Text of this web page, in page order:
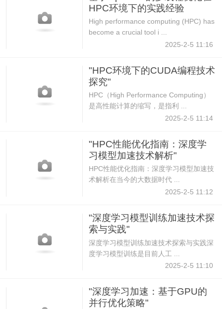
HPC环境下的实践经验
High performance computing (HPC) has
become a crucial tool i ...
2025-2-5 11:16
"HPC环境下的CUDA编程技术
探究"
HPC（High Performance Computing）
是高性能计算的缩写，是指利 ...
2025-2-5 11:14
"HPC性能优化指南：深度学
习模型加速技术解析"
HPC性能优化指南：深度学习模型加速技
术解析在当今的大数据时代 ...
2025-2-5 11:12
"深度学习模型训练加速技术探
索与实践"
深度学习模型训练加速技术探索与实践深
度学习模型训练是目前人工 ...
2025-2-5 11:10
"深度学习加速：基于GPU的
并行优化策略"